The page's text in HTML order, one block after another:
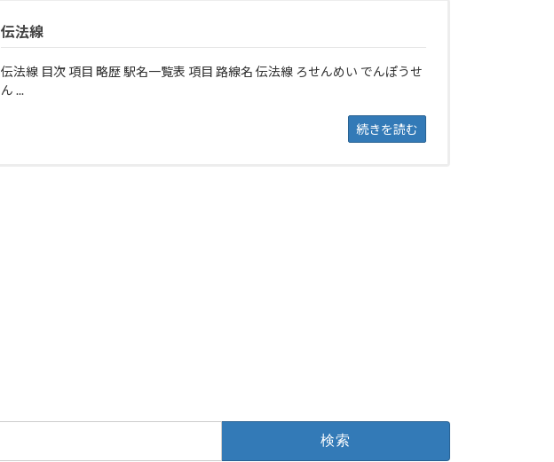
伝法線
伝法線 目次 項目 略歴 駅名一覧表 項目 路線名 伝法線 ろせんめい でんぽうせ
ん ...
続きを読む